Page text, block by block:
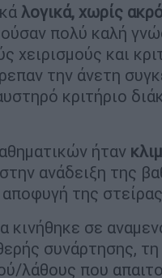
λογικά, χωρίς
πολύ καλή
χειρισμούς και
την άνετη
κριτήριο
ήταν
ανάδειξη της
της
κινήθηκε σε
συνάρτησης,
λάθους που